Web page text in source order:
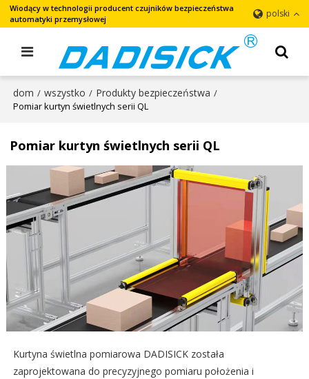
Wiodący w technologii producent czujników bezpieczeństwa
automatyki przemysłowej
polski
dom / wszystko / Produkty bezpieczeństwa /
Pomiar kurtyn świetlnych serii QL
Pomiar kurtyn świetlnych serii QL
Kurtyna świetlna pomiarowa DADISICK została
zaprojektowana do precyzyjnego pomiaru położenia i